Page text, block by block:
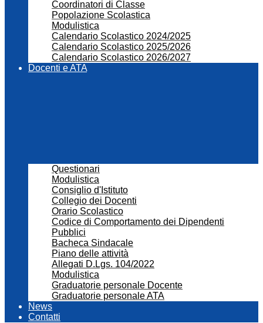
Coordinatori di Classe
Popolazione Scolastica
Modulistica
Calendario Scolastico 2024/2025
Calendario Scolastico 2025/2026
Calendario Scolastico 2026/2027
Docenti e ATA
Questionari
Modulistica
Consiglio d'Istituto
Collegio dei Docenti
Orario Scolastico
Codice di Comportamento dei Dipendenti
Pubblici
Bacheca Sindacale
Piano delle attività
Allegati D.Lgs. 104/2022
Modulistica
Graduatorie personale Docente
Graduatorie personale ATA
News
Contatti